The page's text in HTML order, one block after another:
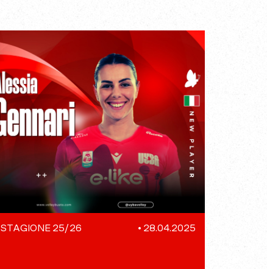
STAGIONE 25/26 • 28.04.2025